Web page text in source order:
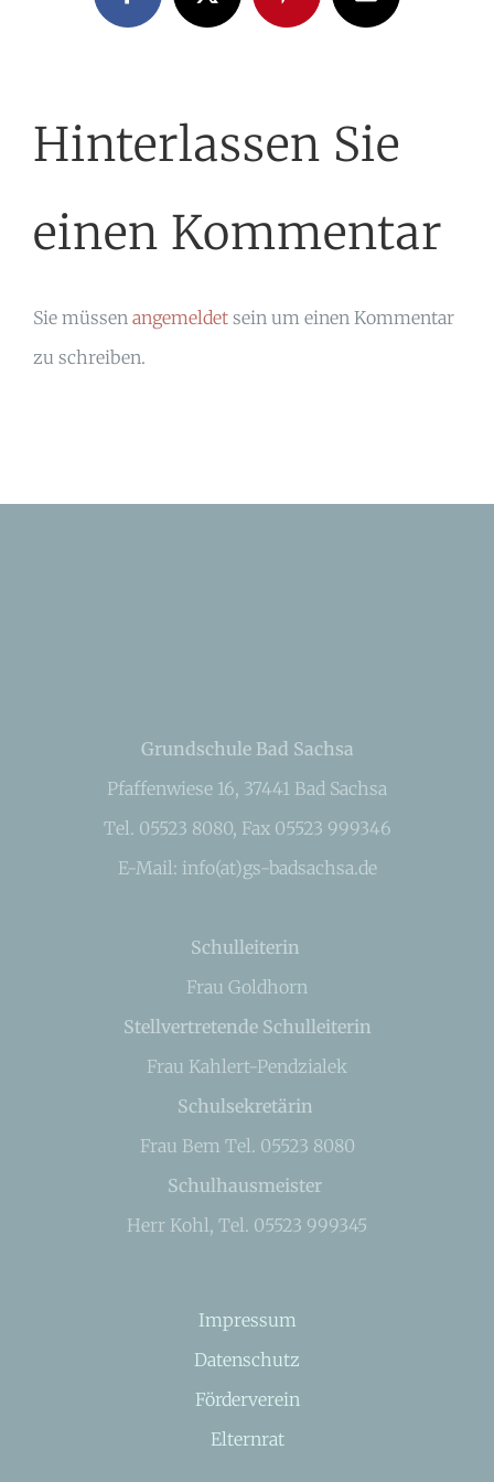
Mail
Hinterlassen Sie
einen Kommentar
Sie müssen angemeldet sein um einen Kommentar
zu schreiben.
Grundschule Bad Sachsa
Pfaffenwiese 16, 37441 Bad Sachsa
Tel. 05523 8080, Fax 05523 999346
E-Mail: info(at)gs-badsachsa.de
Schulleiterin
Frau Goldhorn
Stellvertretende Schulleiterin
Frau Kahlert-Pendzialek
Schulsekretärin
Frau Bem Tel. 05523 8080
Schulhausmeister
Herr Kohl, Tel. 05523 999345
Impressum
Datenschutz
Förderverein
Elternrat